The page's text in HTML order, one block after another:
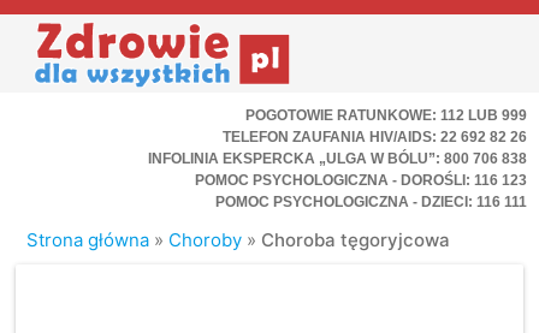
POGOTOWIE RATUNKOWE: 112 LUB 999
TELEFON ZAUFANIA HIV/AIDS: 22 692 82 26
INFOLINIA EKSPERCKA „ULGA W BÓLU”: 800 706 838
POMOC PSYCHOLOGICZNA - DOROŚLI: 116 123
POMOC PSYCHOLOGICZNA - DZIECI: 116 111
Strona główna » Choroby » Choroba tęgoryjcowa